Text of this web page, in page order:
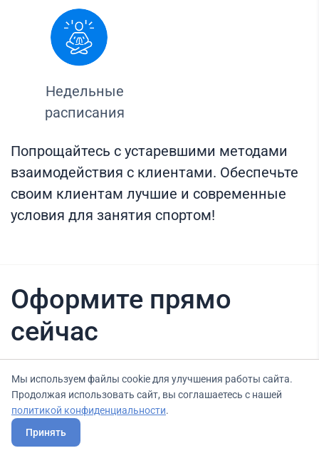
Недельные
расписания
Попрощайтесь с устаревшими методами
взаимодействия с клиентами. Обеспечьте
своим клиентам лучшие и современные
условия для занятия спортом!
Оформите прямо
сейчас
Нашли вариант выгоднее? Сообщите нам
об этом, и мы подберем для Вас выгодные
Мы используем файлы cookie для улучшения работы сайта.
Продолжая использовать сайт, вы соглашаетесь с нашей
политикой конфиденциальности.
Принять